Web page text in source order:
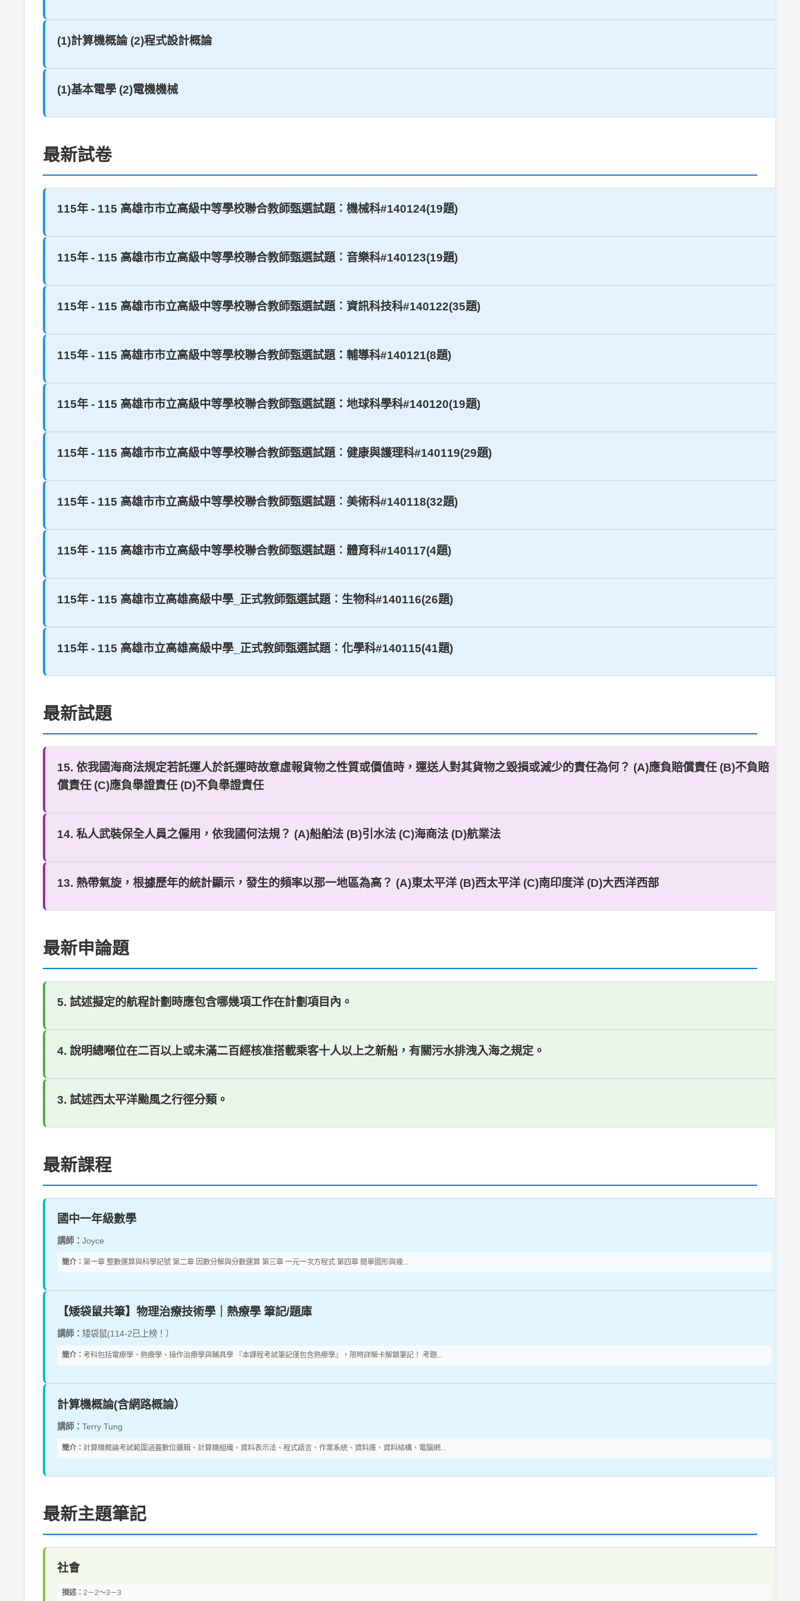
(1)計算機概論 (2)程式設計概論
(1)基本電學 (2)電機機械
最新試卷
115年 - 115 高雄市市立高級中等學校聯合教師甄選試題︰機械科#140124(19題)
115年 - 115 高雄市市立高級中等學校聯合教師甄選試題︰音樂科#140123(19題)
115年 - 115 高雄市市立高級中等學校聯合教師甄選試題︰資訊科技科#140122(35題)
115年 - 115 高雄市市立高級中等學校聯合教師甄選試題：輔導科#140121(8題)
115年 - 115 高雄市市立高級中等學校聯合教師甄選試題：地球科學科#140120(19題)
115年 - 115 高雄市市立高級中等學校聯合教師甄選試題︰健康與護理科#140119(29題)
115年 - 115 高雄市市立高級中等學校聯合教師甄選試題︰美術科#140118(32題)
115年 - 115 高雄市市立高級中等學校聯合教師甄選試題︰體育科#140117(4題)
115年 - 115 高雄市立高雄高級中學_正式教師甄選試題︰生物科#140116(26題)
115年 - 115 高雄市立高雄高級中學_正式教師甄選試題︰化學科#140115(41題)
最新試題
15. 依我國海商法規定若託運人於託運時故意虛報貨物之性質或價值時，運送人對其貨物之毀損或減少的責任為何？ (A)應負賠償責任 (B)不負賠
償責任 (C)應負舉證責任 (D)不負舉證責任
14. 私人武裝保全人員之僱用，依我國何法規？ (A)船舶法 (B)引水法 (C)海商法 (D)航業法
13. 熱帶氣旋，根據歷年的統計顯示，發生的頻率以那一地區為高？ (A)東太平洋 (B)西太平洋 (C)南印度洋 (D)大西洋西部
最新申論題
5. 試述擬定的航程計劃時應包含哪幾項工作在計劃項目內。
4. 說明總噸位在二百以上或未滿二百經核准搭載乘客十人以上之新船，有關污水排洩入海之規定。
3. 試述西太平洋颱風之行徑分類。
最新課程
國中一年級數學
講師： Joyce
簡介： 第一章 整數運算與科學記號 第二章 因數分解與分數運算 第三章 一元一次方程式 第四章 簡單圖形與幾...
【矮袋鼠共筆】物理治療技術學｜熱療學 筆記/題庫
講師： 矮袋鼠(114-2已上榜！）
簡介： 考科包括電療學、熱療學、操作治療學與輔具學 『本課程考試筆記僅包含熱療學』，限時詳解卡解鎖筆記！ 考題...
計算機概論(含網路概論）
講師： Terry Tung
簡介： 計算機概論考試範圍涵蓋數位邏輯、計算機組織、資料表示法、程式語言、作業系統、資料庫、資料結構、電腦網...
最新主題筆記
社會
描述： 2－2～3－3